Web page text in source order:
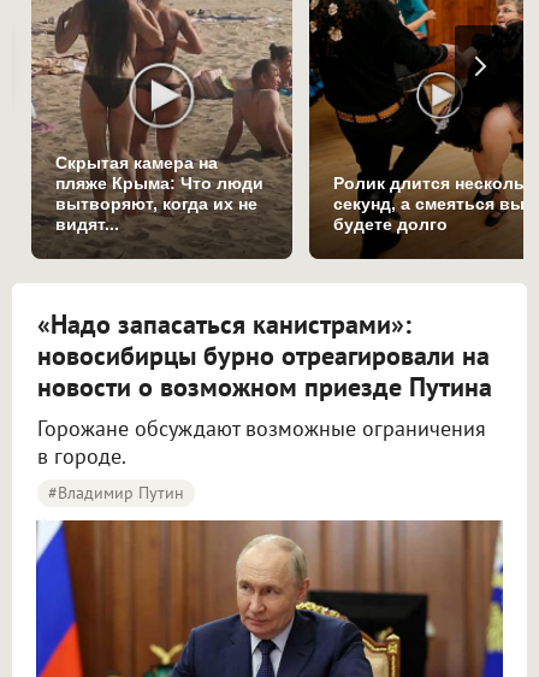
Скрытая камера на
пляже Крыма: Что люди
вытворяют, когда их не
видят...
Ролик длится
секунд, а смеяться вы
будете долго
«Надо запасаться канистрами»:
новосибирцы бурно отреагировали на
новости о возможном приезде Путина
Горожане обсуждают возможные ограничения
в городе.
#Владимир Путин